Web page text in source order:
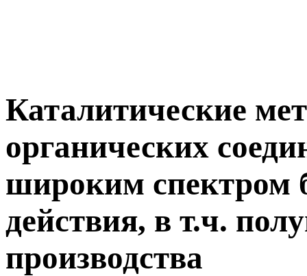
Каталитические
органических
широким спектром
действия, в т.ч.
производства